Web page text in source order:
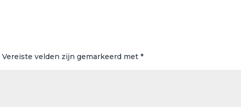
Vereiste velden zijn gemarkeerd met*